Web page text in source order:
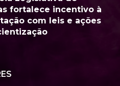
fortalece incentivo à
com leis e ações